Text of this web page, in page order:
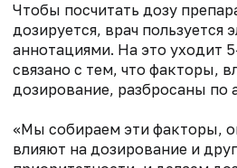
Чтобы посчитать дозу
дозируется, врач пользуется
аннотациями. На это уходит
связано с тем, что факторы,
дозирование, разбросаны по
«Мы собираем эти факторы,
влияют на дозирование и